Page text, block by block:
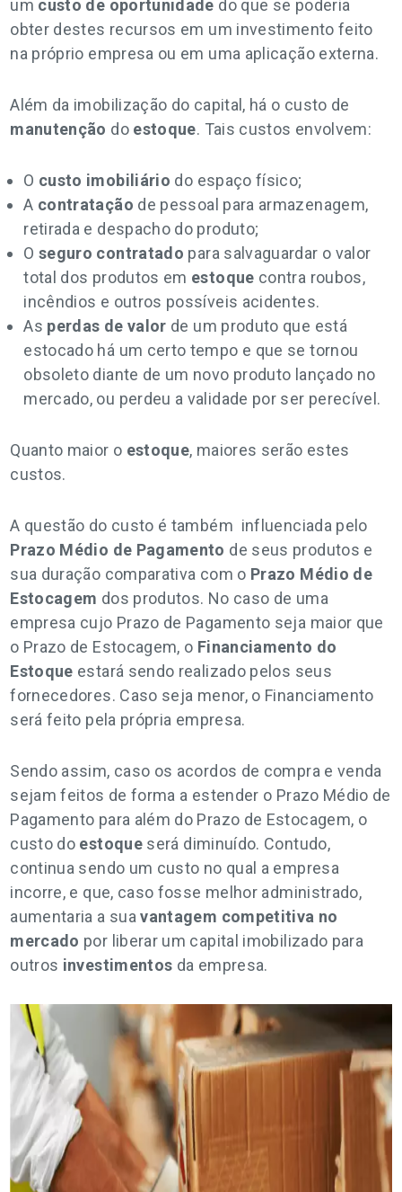
um custo de oportunidade do que se poderia
obter destes recursos em um investimento feito
na próprio empresa ou em uma aplicação externa.
Além da imobilização do capital, há o custo de
manutenção do estoque. Tais custos envolvem:
O custo imobiliário do espaço físico;
A contratação de pessoal para armazenagem,
retirada e despacho do produto;
O seguro contratado para salvaguardar o valor
total dos produtos em estoque contra roubos,
incêndios e outros possíveis acidentes.
As perdas de valor de um produto que está
estocado há um certo tempo e que se tornou
obsoleto diante de um novo produto lançado no
mercado, ou perdeu a validade por ser perecível.
Quanto maior o estoque, maiores serão estes
custos.
A questão do custo é também influenciada pelo
Prazo Médio de Pagamento de seus produtos e
sua duração comparativa com o Prazo Médio de
Estocagem dos produtos. No caso de uma
empresa cujo Prazo de Pagamento seja maior que
o Prazo de Estocagem, o Financiamento do
Estoque estará sendo realizado pelos seus
fornecedores. Caso seja menor, o Financiamento
será feito pela própria empresa.
Sendo assim, caso os acordos de compra e venda
sejam feitos de forma a estender o Prazo Médio de
Pagamento para além do Prazo de Estocagem, o
custo do estoqueserá diminuído. Contudo,
continua sendo um custo no qual a empresa
incorre, e que, caso fosse melhor administrado,
aumentaria a suavantagem competitiva no
mercado por liberar um capital imobilizado para
outros investimentos da empresa.